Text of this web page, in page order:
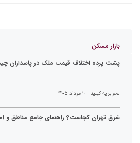
بازار مسکن
پشت پرده اختلاف قیمت ملک در پاسداران
تحریریه کیلید ۱۰ مرداد ۱۴۰۵
شرق تهران کجاست؟ راهنمای جامع مناطق و